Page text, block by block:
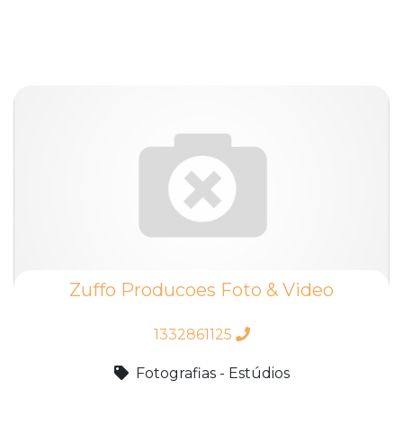
Zuffo Producoes Foto & Video
1332861125
Fotografias - Estúdios